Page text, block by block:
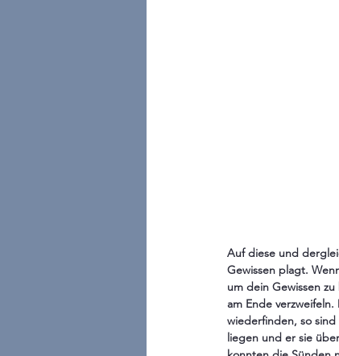
Auf diese und
Gewissen plagt.
um dein Gewissen
am Ende
wiederfinden, so
liegen und er sie